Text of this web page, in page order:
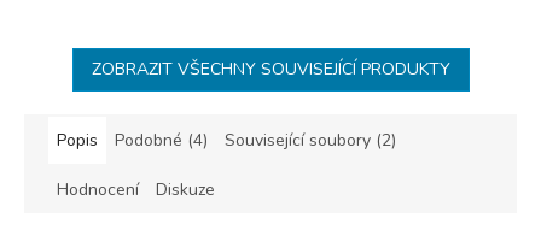
ZOBRAZIT VŠECHNY SOUVISEJÍCÍ PRODUKTY
Popis Podobné (4) Související soubory (2)
Hodnocení Diskuze